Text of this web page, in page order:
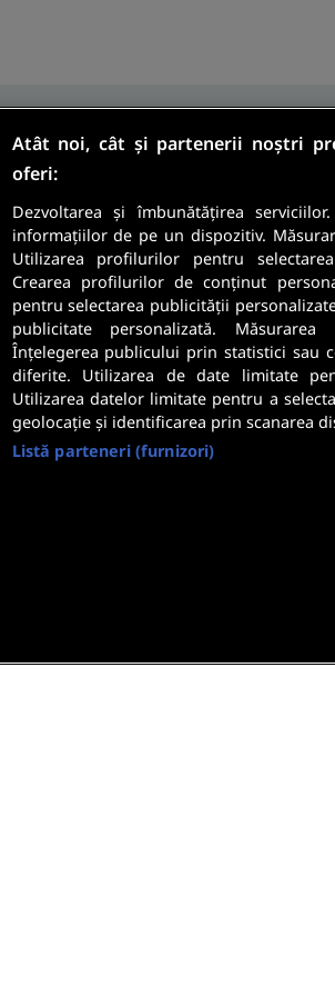
tau.
Sunt angajator
Securitatea datelor
Confidentialitate
Atât noi, cât și partenerii noștri
oferi:
Dezvoltarea și îmbunătățirea
informațiilor de pe un dispozitiv.
Utilizarea profilurilor pentru
Crearea profilurilor de conținut
pentru selectarea publicității
publicitate personalizată. Măsurarea
Înțelegerea publicului prin statistici sau
diferite. Utilizarea de date limitate
Utilizarea datelor limitate pentru a
geolocație și identificarea prin scanarea
Listă parteneri (furnizori)